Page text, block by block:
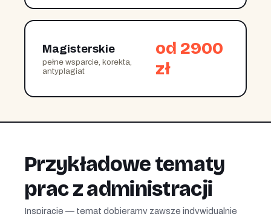
Magisterskie
pełne wsparcie, korekta,
antyplagiat
od 2900
zł
Przykładowe tematy
prac z administracji
Inspiracje — temat dobieramy zawsze indywidualnie